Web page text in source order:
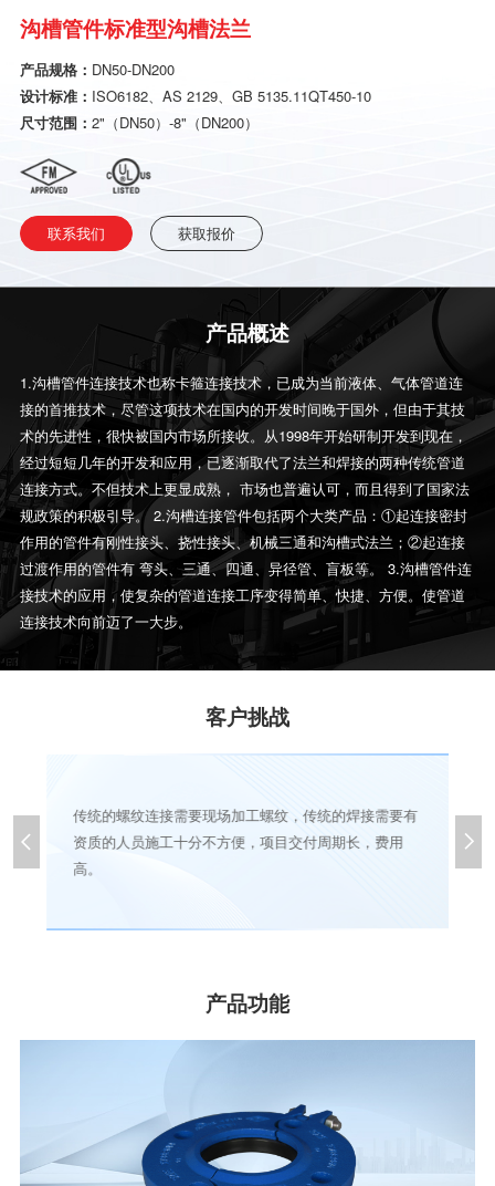
沟槽管件标准型沟槽法兰
产品规格： DN50-DN200
设计标准： ISO6182、AS 2129、GB 5135.11QT450-10
尺寸范围： 2"（DN50）-8"（DN200）
联系我们 获取报价
产品概述
1.沟槽管件连接技术也称卡箍连接技术，已成为当前液体、气体管道连
接的首推技术，尽管这项技术在国内的开发时间晚于国外，但由于其技
术的先进性，很快被国内市场所接收。从1998年开始研制开发到现在，
经过短短几年的开发和应用，已逐渐取代了法兰和焊接的两种传统管道
连接方式。不但技术上更显成熟， 市场也普遍认可，而且得到了国家法
规政策的积极引导。 2.沟槽连接管件包括两个大类产品：①起连接密封
作用的管件有刚性接头、挠性接头、机械三通和沟槽式法兰；②起连接
过渡作用的管件有 弯头、三通、四通、异径管、盲板等。 3.沟槽管件连
接技术的应用，使复杂的管道连接工序变得简单、快捷、方便。使管道
连接技术向前迈了一大步。
客户挑战
传统的螺纹连接需要现场加工螺纹，传统的焊接需要有
资质的人员施工十分不方便，项目交付周期长，费用
高。


产品功能